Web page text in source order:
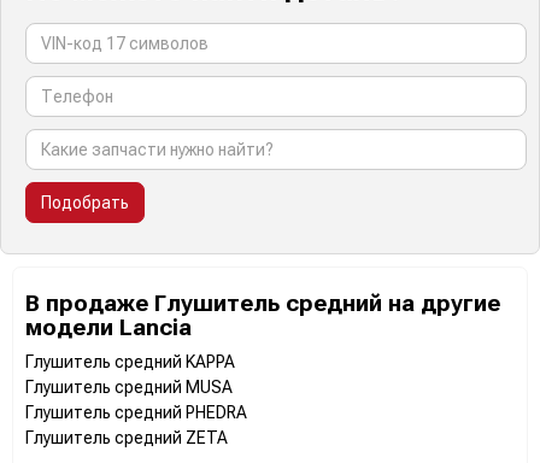
Подобрать
В продаже Глушитель средний на другие
модели Lancia
Глушитель средний KAPPA
Глушитель средний MUSA
Глушитель средний PHEDRA
Глушитель средний ZETA